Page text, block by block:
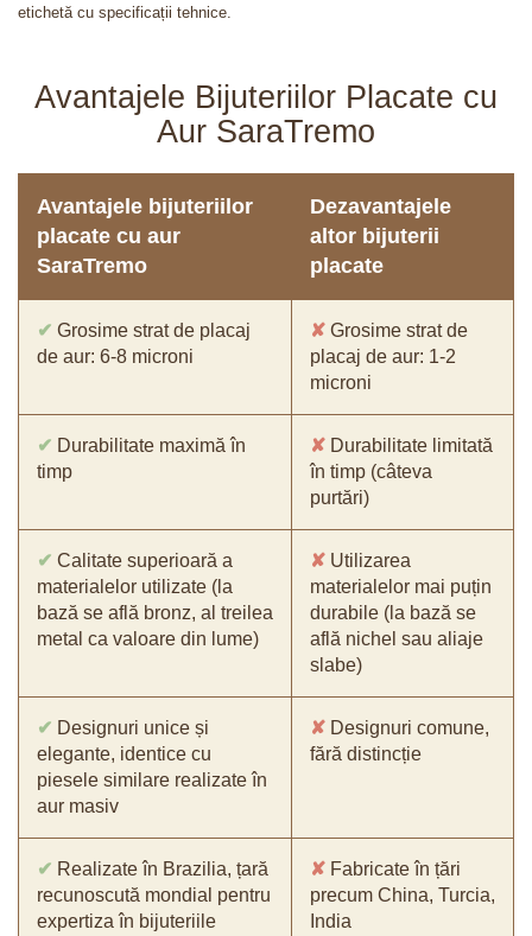
etichetă cu specificații tehnice.
Avantajele Bijuteriilor Placate cu
Aur SaraTremo
Avantajele bijuteriilor
placate cu aur
SaraTremo
Dezavantajele
altor bijuterii
placate
✔ Grosime strat de placaj
de aur: 6-8 microni
✘ Grosime strat de
placaj de aur: 1-2
microni
✔ Durabilitate maximă în
timp
✘ Durabilitate limitată
în timp (câteva
purtări)
✔ Calitate superioară a
materialelor utilizate (la
bază se află bronz, al treilea
metal ca valoare din lume)
✘ Utilizarea
materialelor mai puțin
durabile (la bază se
află nichel sau aliaje
slabe)
✔ Designuri unice și
elegante, identice cu
piesele similare realizate în
aur masiv
✘ Designuri comune,
fără distincție
✔ Realizate în Brazilia, țară
recunoscută mondial pentru
expertiza în bijuteriile
✘ Fabricate în țări
precum China, Turcia,
India